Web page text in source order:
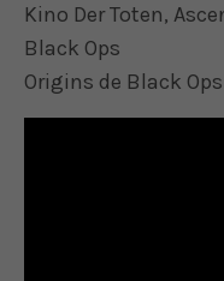
Kino Der Toten,
Black Ops
Origins de Black